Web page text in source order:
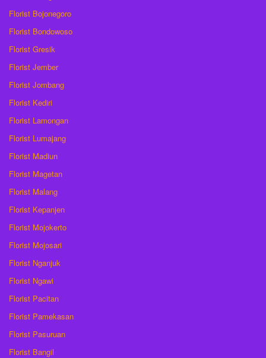
Florist Bojonegoro
Florist Bondowoso
Florist Gresik
Florist Jember
Florist Jombang
Florist Kediri
Florist Lamongan
Florist Lumajang
Florist Madiun
Florist Magetan
Florist Malang
Florist Kepanjen
Florist Mojokerto
Florist Mojosari
Florist Nganjuk
Florist Ngawi
Florist Pacitan
Florist Pamekasan
Florist Pasuruan
Florist Bangil